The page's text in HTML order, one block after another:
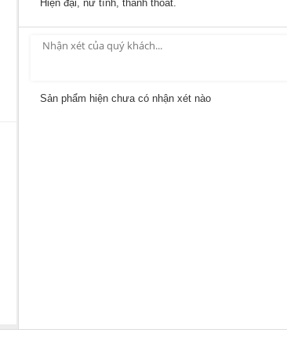
Hiện đại, nữ tính, thanh thoát.
Sản phẩm hiện chưa có nhận xét nào